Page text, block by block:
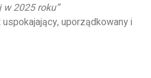
2025 roku”
uporządkowany i